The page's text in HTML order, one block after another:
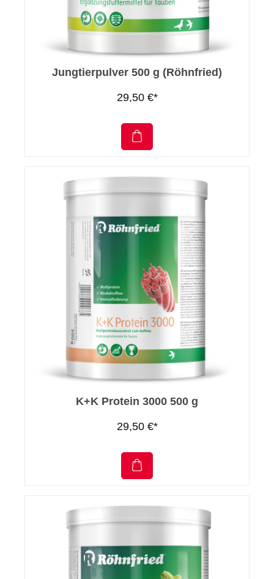
Jungtierpulver 500 g (Röhnfried)
29,50 €*
K+K Protein 3000 500 g
29,50 €*